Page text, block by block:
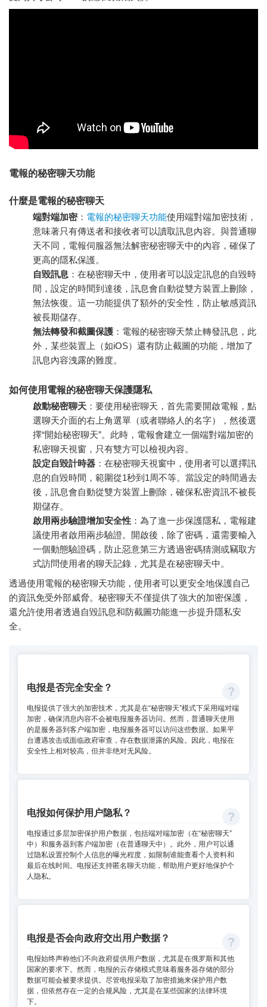
電報的秘密聊天功能
什麼是電報的秘密聊天
端對端加密： 電報的秘密聊天功能使用端對端加密技術，
意味著只有傳送者和接收者可以讀取訊息內容。與普通聊
天不同，電報伺服器無法解密秘密聊天中的內容，確保了
更高的隱私保護。
自毀訊息 ：在秘密聊天中，使用者可以設定訊息的自毀時
間，設定的時間到達後，訊息會自動從雙方裝置上刪除，
無法恢復。這一功能提供了額外的安全性，防止敏感資訊
被長期儲存。
無法轉發和截圖保護 ：電報的秘密聊天禁止轉發訊息，此
外，某些裝置上（如iOS）還有防止截圖的功能，增加了
訊息內容洩露的難度。
如何使用電報的秘密聊天保護隱私
啟動秘密聊天 ：要使用秘密聊天，首先需要開啟電報，點
選聊天介面的右上角選單（或者聯絡人的名字），然後選
擇“開始秘密聊天”。此時，電報會建立一個端對端加密的
私密聊天視窗，只有雙方可以檢視內容。
設定自毀計時器 ：在秘密聊天視窗中，使用者可以選擇訊
息的自毀時間，範圍從1秒到1周不等。當設定的時間過去
後，訊息會自動從雙方裝置上刪除，確保私密資訊不被長
期儲存。
啟用兩步驗證增加安全性 ：為了進一步保護隱私，電報建
議使用者啟用兩步驗證。開啟後，除了密碼，還需要輸入
一個動態驗證碼，防止惡意第三方透過密碼猜測或竊取方
式訪問使用者的聊天記錄，尤其是在秘密聊天中。
透過使用電報的秘密聊天功能，使用者可以更安全地保護自己
的資訊免受外部威脅。秘密聊天不僅提供了強大的加密保護，
還允許使用者透過自毀訊息和防截圖功能進一步提升隱私安
全。
电报是否完全安全？
电报提供了强大的加密技术，尤其是在“秘密聊天”模式下采用端对端
加密，确保消息内容不会被电报服务器访问。然而，普通聊天使用
的是服务器到客户端加密，电报服务器可以访问这些数据。如果平
台遭遇攻击或面临政府审查，存在数据泄露的风险。因此，电报在
安全性上相对较高，但并非绝对无风险。
电报如何保护用户隐私？
电报通过多层加密保护用户数据，包括端对端加密（在“秘密聊天”
中）和服务器到客户端加密（在普通聊天中）。此外，用户可以通
过隐私设置控制个人信息的曝光程度，如限制谁能查看个人资料和
最后在线时间。电报还支持匿名聊天功能，帮助用户更好地保护个
人隐私。
电报是否会向政府交出用户数据？
电报始终声称他们不向政府提供用户数据，尤其是在俄罗斯和其他
国家的要求下。然而，电报的云存储模式意味着服务器存储的部分
数据可能会被要求提供。尽管电报采取了加密措施来保护用户数
据，但依然存在一定的合规风险，尤其是在某些国家的法律环境
下。